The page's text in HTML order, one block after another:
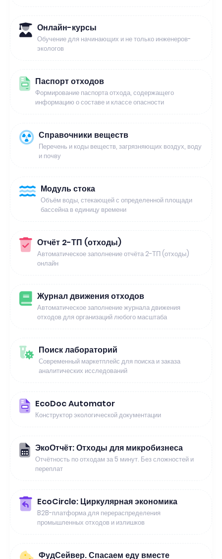
Онлайн-курсы
Обучение для начинающих и не только инженеров-
экологов
Паспорт отходов
Формирование паспорта отхода, содержащего
информацию о составе и классе опасности
Справочники веществ
Перечень и коды веществ, загрязняющих воздух, воду
и почву
Модуль стока
Объём воды, стекающей с определенной площади
бассейна в единицу времени
Отчёт 2-ТП (отходы)
Автоматическое заполнение отчёта 2-ТП (отходы)
онлайн
Журнал движения отходов
Автоматическое заполнение журнала движения
отходов для организаций любого масштаба
Поиск лабораторий
Современный маркетплейс для поиска и заказа
аналитических исследований
EcoDoc Automator
Конструктор экологической документации
ЭкоОтчёт: Отходы для микробизнеса
Отчётность по отходам за 5 минут. Без сложностей и
переплат
EcoCircle: Циркулярная экономика
B2B-платформа для перераспределения
промышленных отходов и излишков
ФудСейвер. Спасаем еду вместе